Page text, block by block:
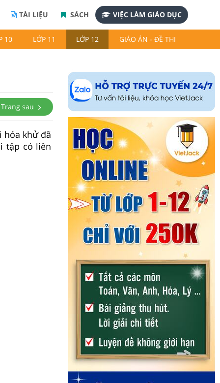
TÀI LIỆU SÁCH VIỆC LÀM GIÁO DỤC
10 LỚP 11 LỚP 12 GIÁO ÁN - ĐỀ THI
Trang sau
khử đã
tập có liên